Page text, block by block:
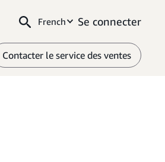
French Se connecter
Contacter le service des ventes